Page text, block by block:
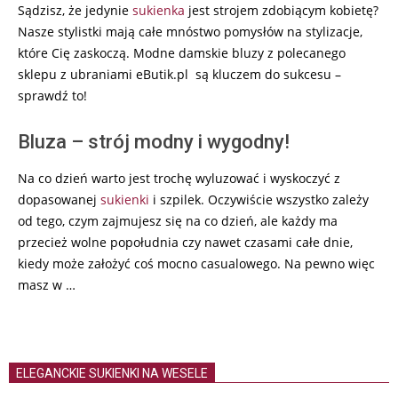
Sądzisz, że jedynie sukienka jest strojem zdobiącym kobietę?
Nasze stylistki mają całe mnóstwo pomysłów na stylizacje,
które Cię zaskoczą. Modne damskie bluzy z polecanego
sklepu z ubraniami eButik.pl są kluczem do sukcesu –
sprawdź to!
Bluza – strój modny i wygodny!
Na co dzień warto jest trochę wyluzować i wyskoczyć z
dopasowanej sukienki i szpilek. Oczywiście wszystko zależy
od tego, czym zajmujesz się na co dzień, ale każdy ma
przecież wolne popołudnia czy nawet czasami całe dnie,
kiedy może założyć coś mocno casualowego. Na pewno więc
masz w …
ELEGANCKIE SUKIENKI NA WESELE